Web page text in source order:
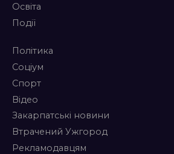
Освіта
Події
Політика
Соціум
Спорт
Відео
Закарпатські новини
Втрачений Ужгород
Рекламодавцям